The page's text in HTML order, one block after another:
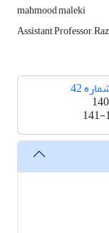
mahmood maleki
Assistant Professor,
141-